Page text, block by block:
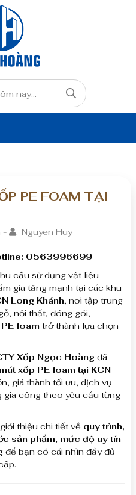
PE FOAM TẠI
- Nguyen Huy
0563996699
cầu sử dụng vật liệu
gia tăng mạnh tại các khu
Long Khánh, nơi tập trung
nội thất, đóng gói,
foam trở thành lựa chọn
Xốp Ngọc Hoàng đã
xốp PE foam tại KCN
giá thành tối ưu, dịch vụ
gia công theo yêu cầu từng
thiệu chi tiết về quy trình,
sản phẩm, mức độ uy tín
để bạn có cái nhìn đầy đủ